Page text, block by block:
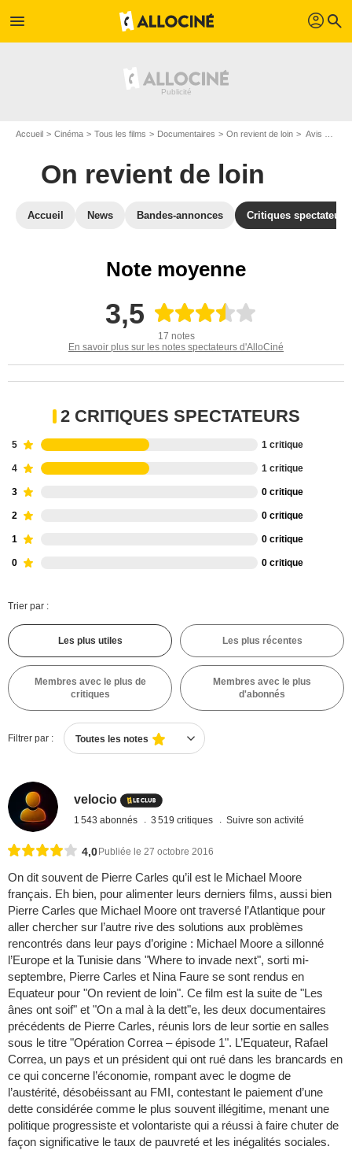
menu profil search
Accueil Cinéma Tous les films Documentaires On revient de loin Avis sur On revient de loin
On revient de loin
Accueil News Bandes-annonces Critiques spectateurs
Note moyenne
3,5
17 notes
En savoir plus sur les notes spectateurs d'AlloCiné
2 CRITIQUES SPECTATEURS
5 1 critique
4 1 critique
3 0 critique
2 0 critique
1 0 critique
0 0 critique
Trier par :
Les plus utiles Les plus récentes
Membres avec le plus de
critiques
Membres avec le plus
d'abonnés
Filtrer par : Toutes les notes
velocio
1 543 abonnés 3 519 critiques Suivre son activité
4,0 Publiée le 27 octobre 2016
On dit souvent de Pierre Carles qu’il est le Michael Moore
français. Eh bien, pour alimenter leurs derniers films, aussi bien
Pierre Carles que Michael Moore ont traversé l’Atlantique pour
aller chercher sur l’autre rive des solutions aux problèmes
rencontrés dans leur pays d’origine : Michael Moore a sillonné
l’Europe et la Tunisie dans "Where to invade next", sorti mi-
septembre, Pierre Carles et Nina Faure se sont rendus en
Equateur pour "On revient de loin". Ce film est la suite de "Les
ânes ont soif" et "On a mal à la dett"e, les deux documentaires
précédents de Pierre Carles, réunis lors de leur sortie en salles
sous le titre "Opération Correa – épisode 1". L’Equateur, Rafael
Correa, un pays et un président qui ont rué dans les brancards en
ce qui concerne l’économie, rompant avec le dogme de
l’austérité, désobéissant au FMI, contestant le paiement d’une
dette considérée comme le plus souvent illégitime, menant une
politique progressiste et volontariste qui a réussi à faire chuter de
façon significative le taux de pauvreté et les inégalités sociales.